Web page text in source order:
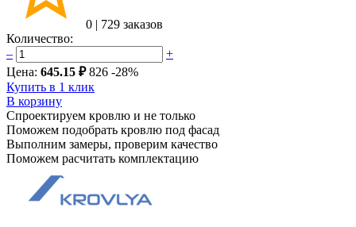
0 | 729 заказов
Количество:
–
+
Цена: 645.15 ₽ 826 -28%
Купить в 1 клик
В корзину
Спроектируем кровлю и не только
Поможем подобрать кровлю под фасад
Выполним замеры, проверим качество
Поможем расчитать комплектацию